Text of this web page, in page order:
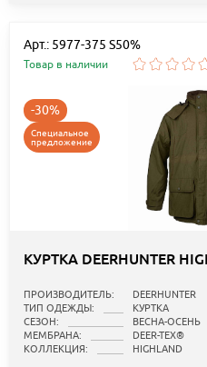
Арт.: 5977-375 S50%
Товар в наличии
-30%
Специальное
предложение
КУРТКА DEERHUNTER
ПРОИЗВОДИТЕЛЬ:
DEERHUNTER
ТИП ОДЕЖДЫ:
КУРТКА
СЕЗОН:
ВЕСНА-ОСЕНЬ
МЕМБРАНА:
DEER-TEX®
КОЛЛЕКЦИЯ:
HIGHLAND